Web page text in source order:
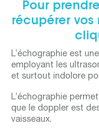
Pour
récupérer vos
L’échographie est
employant les
et surtout indolore
L’échographie
que le doppler est
vaisseaux.